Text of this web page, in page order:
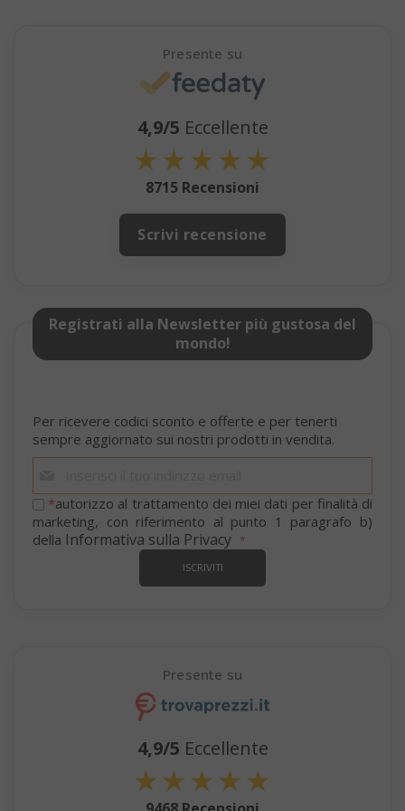
Presente su
4,9/5 Eccellente
★★★★★
8715 Recensioni
Scrivi recensione
Registrati alla Newsletter più gustosa del
mondo!
Per ricevere codici sconto e offerte e per tenerti
sempre aggiornato sui nostri prodotti in vendita.
nostra
newsletter:
*autorizzo al trattamento dei miei dati per finalità di
marketing, con riferimento al punto 1 paragrafo b)
della Informativa sulla Privacy
ISCRIVITI
Presente su
4,9/5 Eccellente
★★★★★
mage-cache-sessid
mage-cache-storage Adobe Inc.
CrossDomainCookieScriptConsent_105
recently_compared_product